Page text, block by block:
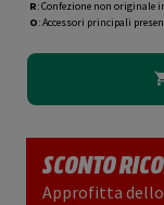
R: Confezione non originale
O: Accessori principali
SCONTO
Approfitta